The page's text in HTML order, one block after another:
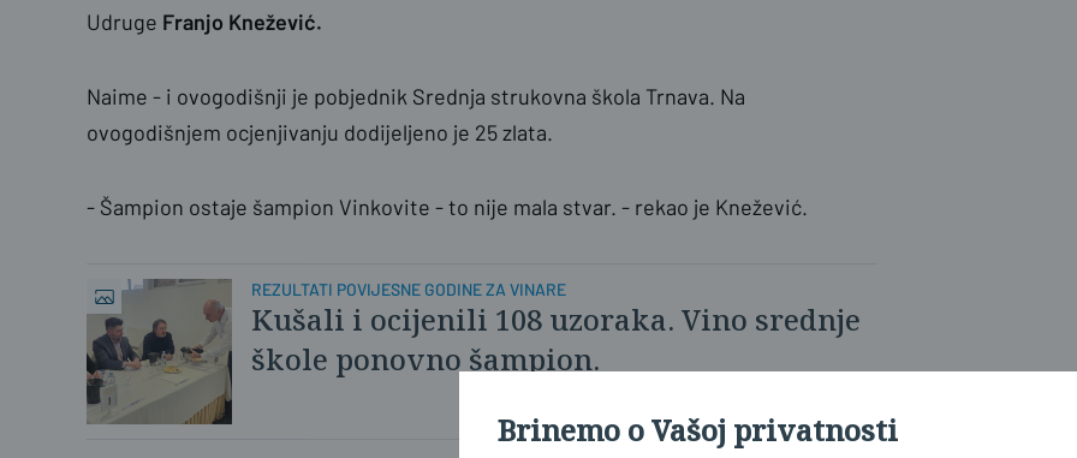
Udruge Franjo Knežević.
Naime - i ovogodišnji je pobjednik Srednja strukovna škola Trnava. Na
ovogodišnjem ocjenjivanju dodijeljeno je 25 zlata.
- Šampion ostaje šampion Vinkovite - to nije mala stvar. - rekao je Knežević.
REZULTATI POVIJESNE GODINE ZA VINARE
Kušali i ocijenili 108 uzoraka. Vino srednje
škole ponovno šampion.
Brinemo o Vašoj privatnosti